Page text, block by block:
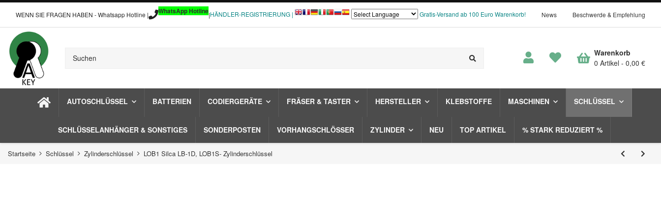
WENN SIE FRAGEN HABEN - Whatsapp Hotline | WhatsApp Hotline|HÄNDLER-REGISTRIERUNG | Gratis-Versand ab 100 Euro Warenkorb! News Beschwerde & Empfehlung
AUTOSCHLÜSSEL BATTERIEN CODIERGERÄTE FRÄSER & TASTER HERSTELLER KLEBSTOFFE MASCHINEN SCHLÜSSEL
SCHLÜSSELANHÄNGER & SONSTIGES SONDERPOSTEN VORHANGSCHLÖSSER ZYLINDER NEU TOP ARTIKEL % STARK REDUZIERT %
Warenkorb
0 Artikel
0,00 €
Startseite Schlüssel Zylinderschlüssel LOB1 Silca LB-1D, LOB1S- Zylinderschlüssel